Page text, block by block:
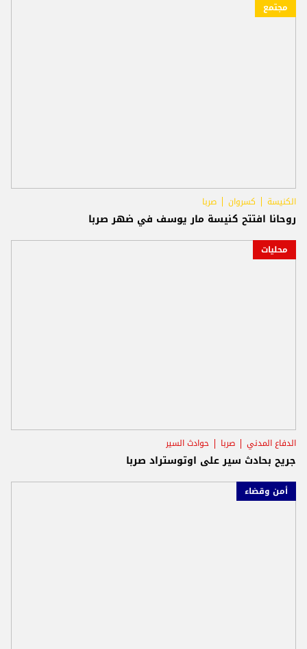
مجتمع
الكنيسة كسروان صربا
روحانا افتتح كنيسة مار يوسف في ضهر صربا
محليات
الدفاع المدني صربا حوادث السير
جريح بحادث سير على اوتوستراد صربا
أمن وقضاء